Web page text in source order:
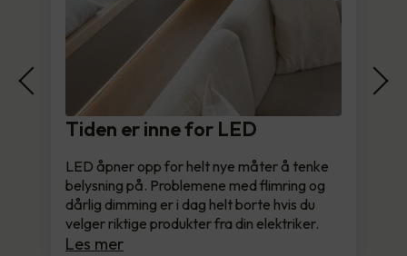
Tiden er inne for LED
LED åpner opp for helt nye måter å tenke
belysning på. Problemene med flimring og
dårlig dimming er i dag helt borte hvis du
velger riktige produkter fra din elektriker.
Les mer